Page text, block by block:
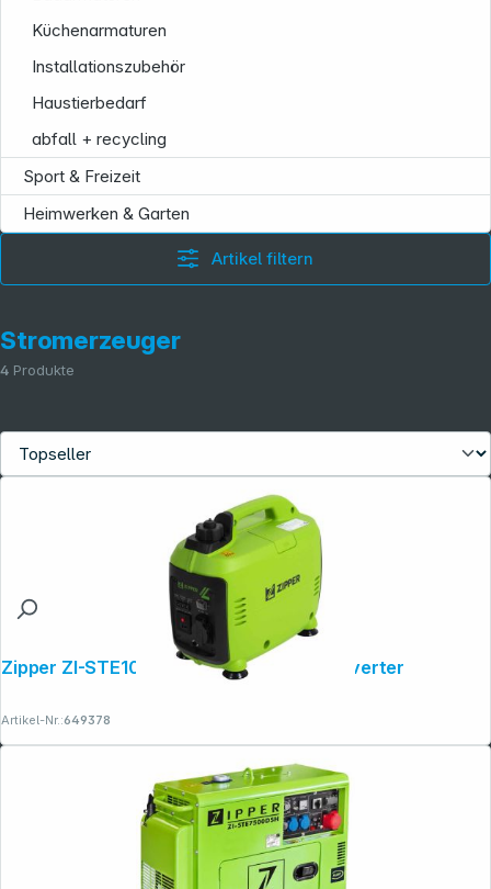
Küchenarmaturen
Installationszubehör
Haustierbedarf
abfall + recycling
Sport & Freizeit
Heimwerken & Garten
Artikel filtern
Stromerzeuger
4 Produkte
Zipper ZI-STE1000INV Stromerzeuger Inverter
Artikel-Nr.:649378